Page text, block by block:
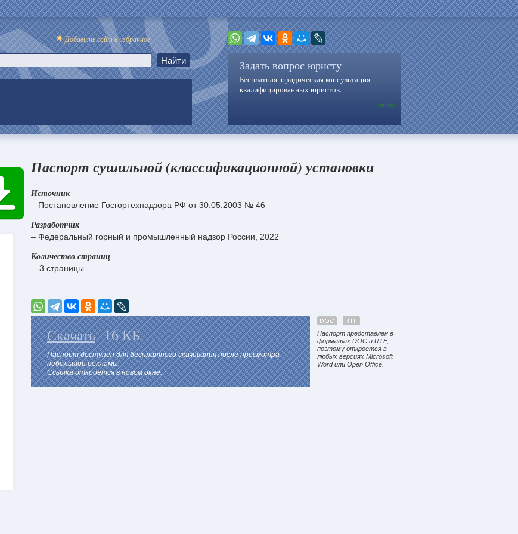
Добавить сайт в избранное
Задать вопрос юристу
Бесплатная юридическая консультация
квалифицированных юристов.
online
Паспорт сушильной (классификационной) установки
Источник
– Постановление Госгортехнадзора РФ от 30.05.2003 № 46
Разработчик
– Федеральный горный и промышленный надзор России, 2022
Количество страниц
3 страницы
Скачать 16 КБ
Паспорт доступен для бесплатного скачивания после просмотра
небольшой рекламы.
Ссылка откроется в новом окне.
Паспорт представлен в
форматах DOC и RTF,
поэтому откроется в
любых версиях Microsoft
Word или Open Office.